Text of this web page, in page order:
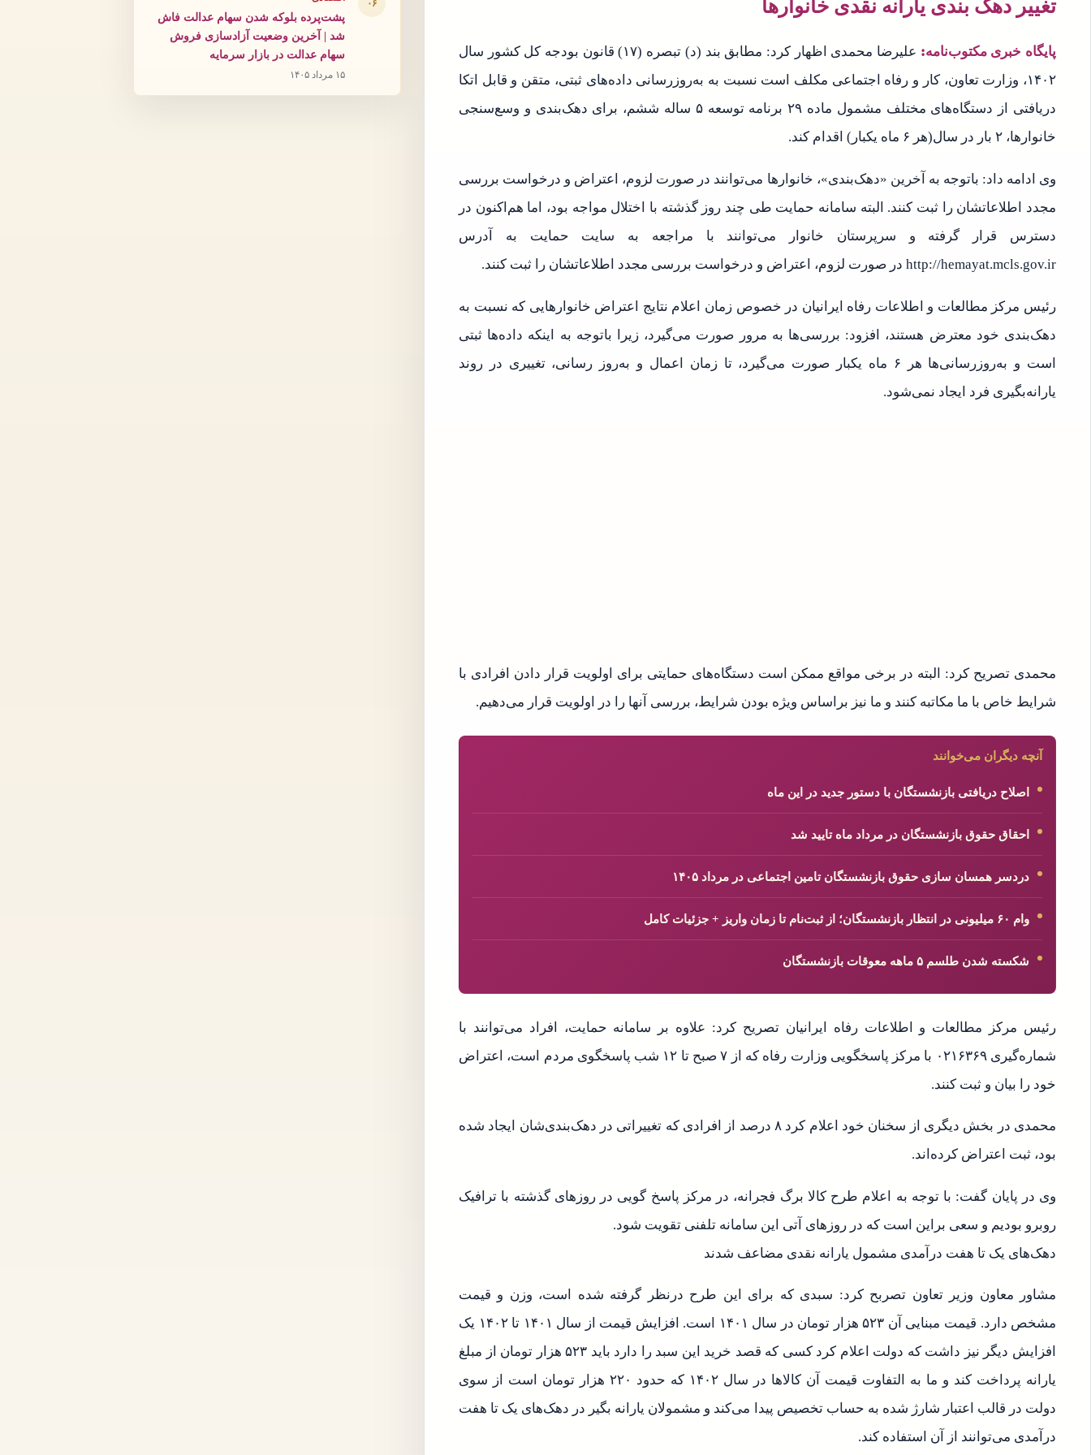
تغییر دهک بندی یارانه نقدی خانوارها
پایگاه خبری مکتوب‌نامه:
علیرضا محمدی اظهار کرد: مطابق بند (د) تبصره (۱۷) قانون بودجه کل کشور سال
۱۴۰۲، وزارت تعاون، کار و رفاه اجتماعی مکلف است نسبت به به‌روزرسانی داده‌های ثبتی، متقن و قابل اتکا
دریافتی از دستگاه‌های مختلف مشمول ماده ۲۹ برنامه توسعه ۵ ساله ششم، برای دهک‌بندی و وسع‌سنجی
خانوارها، ۲ بار در سال(هر ۶ ماه یکبار) اقدام کند.
وی ادامه داد: باتوجه به آخرین «دهک‌بندی»، خانوارها می‌توانند در صورت لزوم، اعتراض و درخواست بررسی
مجدد اطلاعاتشان را ثبت کنند. البته سامانه حمایت طی چند روز گذشته با اختلال مواجه بود، اما هم‌اکنون در
دسترس قرار گرفته و سرپرستان خانوار می‌توانند با مراجعه به سایت حمایت به آدرس
http://hemayat.mcls.gov.ir در صورت لزوم، اعتراض و درخواست بررسی مجدد اطلاعاتشان را ثبت کنند.
رئیس مرکز مطالعات و اطلاعات رفاه ایرانیان در خصوص زمان اعلام نتایج اعتراض خانوارهایی که نسبت به
دهک‌بندی خود معترض هستند، افزود: بررسی‌ها به مرور صورت می‌گیرد، زیرا باتوجه به اینکه داده‌ها ثبتی
است و به‌روزرسانی‌ها هر ۶ ماه یکبار صورت می‌گیرد، تا زمان اعمال و به‌روز رسانی، تغییری در روند
یارانه‌بگیری فرد ایجاد نمی‌شود.
محمدی تصریح کرد: البته در برخی مواقع ممکن است دستگاه‌های حمایتی برای اولویت قرار دادن افرادی با
شرایط خاص با ما مکاتبه کنند و ما نیز براساس ویژه بودن شرایط، بررسی آنها را در اولویت قرار می‌دهیم.
آنچه دیگران می‌خوانند
اصلاح دریافتی بازنشستگان با دستور جدید در این ماه
احقاق حقوق بازنشستگان در مرداد ماه تایید شد
دردسر همسان سازی حقوق بازنشستگان تامین اجتماعی در مرداد ۱۴۰۵
وام ۶۰ میلیونی در انتظار بازنشستگان؛ از ثبت‌نام تا زمان واریز + جزئیات کامل
شکسته شدن طلسم ۵ ماهه معوقات بازنشستگان
رئیس مرکز مطالعات و اطلاعات رفاه ایرانیان تصریح کرد: علاوه بر سامانه حمایت، افراد می‌توانند با
شماره‌گیری ۰۲۱۶۳۶۹ با مرکز پاسخگویی وزارت رفاه که از ۷ صبح تا ۱۲ شب پاسخگوی مردم است، اعتراض
خود را بیان و ثبت کنند.
محمدی در بخش دیگری از سخنان خود اعلام کرد ۸ درصد از افرادی که تغییراتی در دهک‌بندی‌شان ایجاد شده
بود، ثبت اعتراض کرده‌اند.
وی در پایان گفت: با توجه به اعلام طرح کالا برگ فجرانه، در مرکز پاسخ گویی در روزهای گذشته با ترافیک
روبرو بودیم و سعی براین است که در روزهای آتی این سامانه تلفنی تقویت شود.
دهک‌های یک تا هفت درآمدی مشمول یارانه نقدی مضاعف شدند
مشاور معاون وزیر تعاون تصربح کرد: سبدی که برای این طرح درنظر گرفته شده است، وزن و قیمت
مشخص دارد. قیمت مبنایی آن ۵۲۳ هزار تومان در سال ۱۴۰۱ است. افزایش قیمت از سال ۱۴۰۱ تا ۱۴۰۲ یک
افزایش دیگر نیز داشت که دولت اعلام کرد کسی که قصد خرید این سبد را دارد باید ۵۲۳ هزار تومان از مبلغ
یارانه پرداخت کند و ما به التفاوت قیمت آن کالاها در سال ۱۴۰۲ که حدود ۲۲۰ هزار تومان است از سوی
دولت در قالب اعتبار شارژ شده به حساب تخصیص پیدا می‌کند و مشمولان یارانه بگیر در دهک‌های یک تا هفت
درآمدی می‌توانند از آن استفاده کند.
۰۶
پشت‌پرده بلوکه شدن سهام عدالت فاش
شد | آخرین وضعیت آزادسازی فروش
سهام عدالت در بازار سرمایه
۱۵ مرداد ۱۴۰۵